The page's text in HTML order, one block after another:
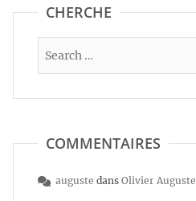
CHERCHE
COMMENTAIRES
auguste dans Olivier Auguste